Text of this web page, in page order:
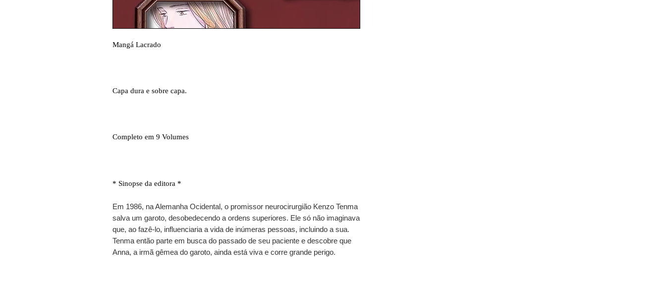
Mangá Lacrado
Capa dura e sobre capa.
Completo em 9 Volumes
* Sinopse da editora *
Em 1986, na Alemanha Ocidental, o promissor neurocirurgião Kenzo Tenma
salva um garoto, desobedecendo a ordens superiores. Ele só não imaginava
que, ao fazê-lo, influenciaria a vida de inúmeras pessoas, incluindo a sua.
Tenma então parte em busca do passado de seu paciente e descobre que
Anna, a irmã gêmea do garoto, ainda está viva e corre grande perigo.